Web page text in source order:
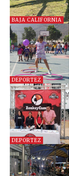
BAJA CALIFORNIA
DEPORTEZ
DEPORTEZ